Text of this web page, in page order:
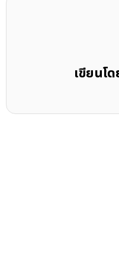
เขียนโด